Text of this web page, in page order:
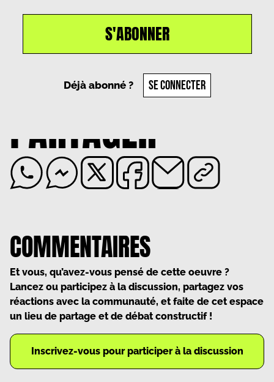
S'ABONNER
Déjà abonné ? SE CONNECTER
Valentine Pastor, le
PARTAGER
COMMENTAIRES
Et vous, qu’avez-vous pensé de cette oeuvre ?
Lancez ou participez à la discussion, partagez vos
réactions avec la communauté, et faite de cet espace
un lieu de partage et de débat constructif !
Inscrivez-vous pour participer à la discussion